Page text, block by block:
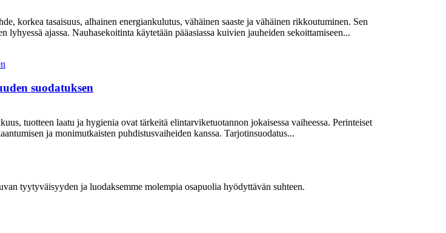
korkea tasaisuus, alhainen energiankulutus, vähäinen saaste ja vähäinen rikkoutuminen. Sen
ajassa. Nauhasekoitinta käytetään pääasiassa kuivien jauheiden sekoittamiseen...
suodatuksen
tuotteen laatu ja hygienia ovat tärkeitä elintarviketuotannon jokaisessa vaiheessa. Perinteiset
ja monimutkaisten puhdistusvaiheiden kanssa. Tarjotinsuodatus...
tyytyväisyyden ja luodaksemme molempia osapuolia hyödyttävän suhteen.